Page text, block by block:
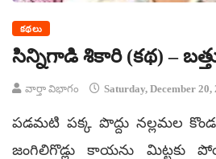
కథలు
సిన్నిగాడి శికారి (కథ) –
వార్తా విభాగం Saturday, December 20,
పడమటి పక్క పొద్దు నల్లమల
జంగిలిగొడ్లు కాయను మిట్టకు